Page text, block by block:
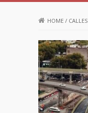
HOME / CALLES